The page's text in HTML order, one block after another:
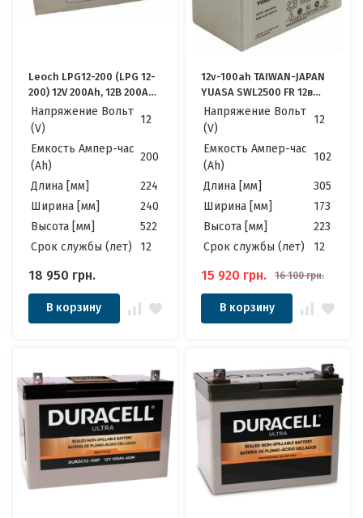
Leoch LPG12-200 (LPG 12-
200) 12V 200Ah, 12В 200Ач
АКБ
Напряжение Вольт
(V)
12
Емкость Ампер-час
(Ah)
200
Длина [мм]
224
Ширина [мм]
240
Высота [мм]
522
Cрок службы (лет)
12
18 950 грн.
В корзину
12v-100ah TAIWAN-JAPAN
YUASA SWL2500 FR 12в
100ач Качественные
идеально для Котла,
Панелей Солнечных
Напряжение Вольт
(V)
12
Емкость Ампер-час
(Ah)
102
Длина [мм]
305
Ширина [мм]
173
Высота [мм]
223
Cрок службы (лет)
12
15 920 грн. 16 100 грн.
В корзину